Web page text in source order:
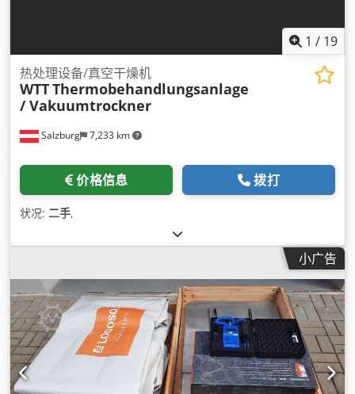
1 / 19
Salzburg 7,233 km
热处理设备/真空干燥机
WTTThermobehandlungsanlage
/ Vakuumtrockner
价格信息 拨打
状况: 二手,
小广告